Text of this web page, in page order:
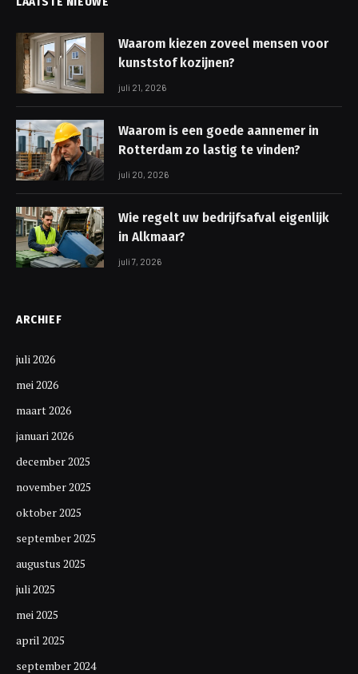
Waarom kiezen zoveel mensen voor
kunststof kozijnen?
juli 21, 2026
Waarom is een goede aannemer in
Rotterdam zo lastig te vinden?
juli 20, 2026
Wie regelt uw bedrijfsafval eigenlijk
in Alkmaar?
juli 7, 2026
ARCHIEF
juli 2026
mei 2026
maart 2026
januari 2026
december 2025
november 2025
oktober 2025
september 2025
augustus 2025
juli 2025
mei 2025
april 2025
september 2024